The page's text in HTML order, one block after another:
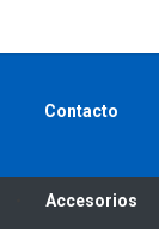
Contacto
Accesorios